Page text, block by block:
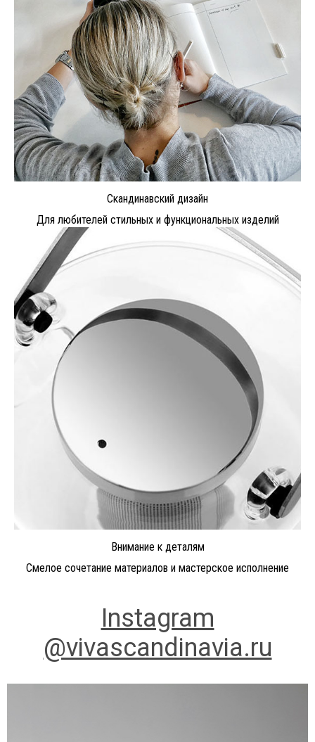
Скандинавский дизайн
Для любителей стильных и функциональных изделий
Внимание к деталям
Смелое сочетание материалов и мастерское исполнение
Instagram
@vivascandinavia.ru